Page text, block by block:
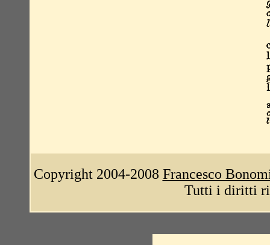
Copyright 2004-2008 Francesco
Tutti i diritti